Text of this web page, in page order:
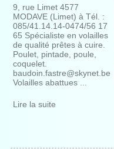
9, rue Limet 4577
MODAVE (Limet) à Tél. :
085/41.14.14-0474/56 17
65 Spécialiste en volailles
de qualité prêtes à cuire.
Poulet, pintade, poule,
coquelet.
baudoin.fastre@skynet.be
Volailles abattues ...
Lire la suite